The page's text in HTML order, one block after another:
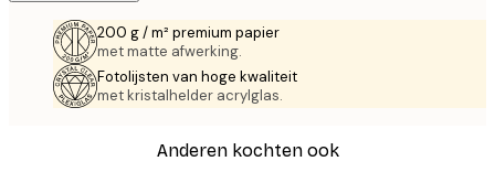
200 g / m² premium papier
met matte afwerking.
Fotolijsten van hoge kwaliteit
met kristalhelder acrylglas.
Anderen kochten ook